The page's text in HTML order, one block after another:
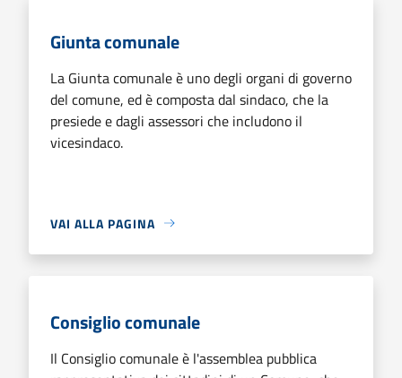
Giunta comunale
La Giunta comunale è uno degli organi di governo
del comune, ed è composta dal sindaco, che la
presiede e dagli assessori che includono il
vicesindaco.
VAI ALLA PAGINA
Consiglio comunale
Il Consiglio comunale è l'assemblea pubblica